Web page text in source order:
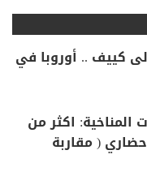
كييف .. أوروبا في
المناخية: اكثر من
( مقاربة